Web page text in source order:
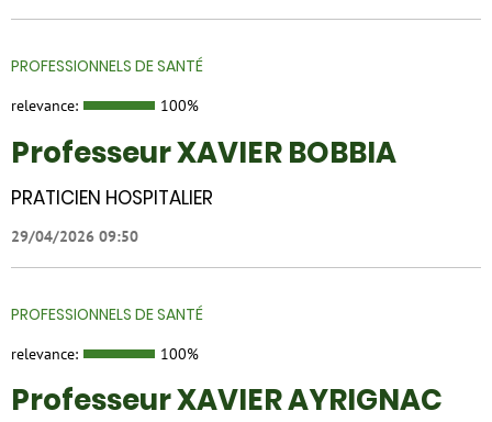
PROFESSIONNELS DE SANTÉ
relevance: 100%
Professeur XAVIER BOBBIA
PRATICIEN HOSPITALIER
29/04/2026 09:50
PROFESSIONNELS DE SANTÉ
relevance: 100%
Professeur XAVIER AYRIGNAC